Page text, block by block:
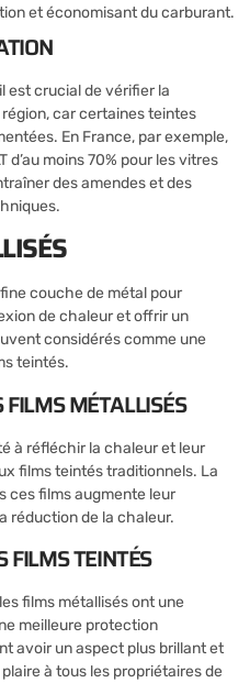
et économisant du carburant.
est crucial de vérifier la
car certaines teintes
En France, par exemple,
d’au moins 70% pour les vitres
des amendes et des
couche de métal pour
de chaleur et offrir un
considérés comme une
teintés.
FILMS MÉTALLISÉS
à réfléchir la chaleur et leur
films teintés traditionnels. La
ces films augmente leur
réduction de la chaleur.
FILMS TEINTÉS
films métallisés ont une
meilleure protection
avoir un aspect plus brillant et
à tous les propriétaires de